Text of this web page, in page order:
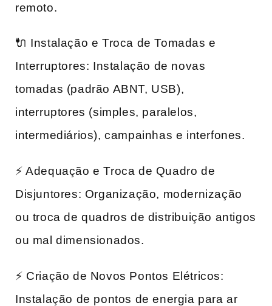
remoto.
🔌 Instalação e Troca de Tomadas e
Interruptores: Instalação de novas
tomadas (padrão ABNT, USB),
interruptores (simples, paralelos,
intermediários), campainhas e interfones.
⚡ Adequação e Troca de Quadro de
Disjuntores: Organização, modernização
ou troca de quadros de distribuição antigos
ou mal dimensionados.
⚡ Criação de Novos Pontos Elétricos:
Instalação de pontos de energia para ar